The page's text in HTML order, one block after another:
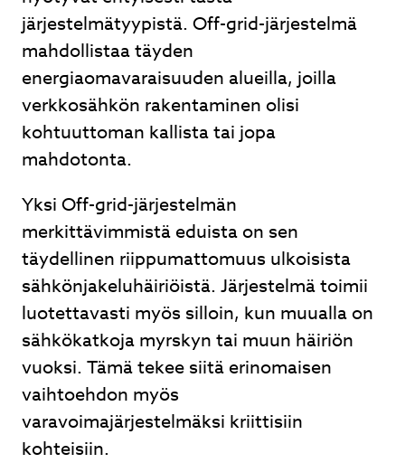
järjestelmätyypistä. Off-grid-järjestelmä
mahdollistaa täyden
energiaomavaraisuuden alueilla, joilla
verkkosähkön rakentaminen olisi
kohtuuttoman kallista tai jopa
mahdotonta.
Yksi Off-grid-järjestelmän
merkittävimmistä eduista on sen
täydellinen riippumattomuus ulkoisista
sähkönjakeluhäiriöistä. Järjestelmä toimii
luotettavasti myös silloin, kun muualla on
sähkökatkoja myrskyn tai muun häiriön
vuoksi. Tämä tekee siitä erinomaisen
vaihtoehdon myös
varavoimajärjestelmäksi kriittisiin
kohteisiin.